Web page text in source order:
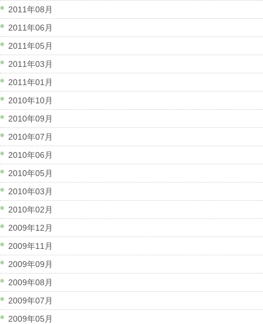
2011年08月
2011年06月
2011年05月
2011年03月
2011年01月
2010年10月
2010年09月
2010年07月
2010年06月
2010年05月
2010年03月
2010年02月
2009年12月
2009年11月
2009年09月
2009年08月
2009年07月
2009年05月